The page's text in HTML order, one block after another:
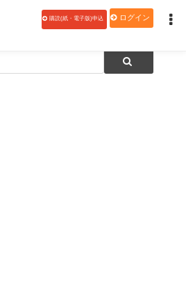
購読(紙・電子版)申込 ログイン
観光羅針盤 189】デフレ脱却を観光がリ